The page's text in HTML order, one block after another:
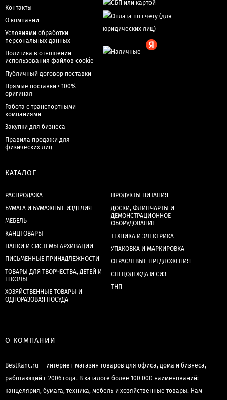
Контакты
О компании
Условиями обработки
персональных данных
Политика в отношении
использования файлов cookie
Публичный договор поставки
Прямые поставки • 100%
оригинал
Работа с транспортными
компаниями
Закупки для бизнеса
Правила продажи для
физических лиц
КАТАЛОГ
РАСПРОДАЖА
БУМАГА И БУМАЖНЫЕ ИЗДЕЛИЯ
МЕБЕЛЬ
КАНЦТОВАРЫ
ПАПКИ И СИСТЕМЫ АРХИВАЦИИ
ПИСЬМЕННЫЕ ПРИНАДЛЕЖНОСТИ
ТОВАРЫ ДЛЯ ТВОРЧЕСТВА, ДЕТЕЙ И
ШКОЛЫ
ХОЗЯЙСТВЕННЫЕ ТОВАРЫ И
ОДНОРАЗОВАЯ ПОСУДА
ПРОДУКТЫ ПИТАНИЯ
ДОСКИ, ФЛИПЧАРТЫ И
ДЕМОНСТРАЦИОННОЕ
ОБОРУДОВАНИЕ
ТЕХНИКА И ЭЛЕКТРИКА
УПАКОВКА И МАРКИРОВКА
ОТРАСЛЕВЫЕ ПРЕДЛОЖЕНИЯ
СПЕЦОДЕЖДА И СИЗ
ТНП
О КОМПАНИИ
BestKanc.ru — интернет-магазин товаров для офиса, дома и бизнеса,
работающий с 2006 года. В каталоге более 100 000 наименований:
канцелярия, бумага, техника, мебель и хозяйственные товары. Нам